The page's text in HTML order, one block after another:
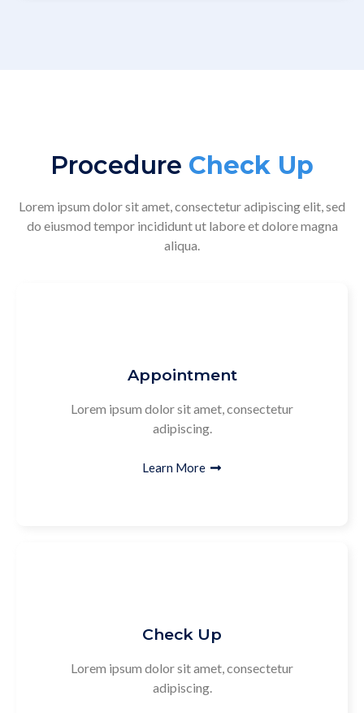
Procedure Check Up
Lorem ipsum dolor sit amet, consectetur adipiscing elit, sed
do eiusmod tempor incididunt ut labore et dolore magna
aliqua.
Appointment
Lorem ipsum dolor sit amet, consectetur
adipiscing.
Learn More
Check Up
Lorem ipsum dolor sit amet, consectetur
adipiscing.